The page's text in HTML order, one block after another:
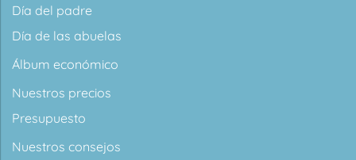
Día del padre
Día de las abuelas
Álbum económico
Nuestros precios
Presupuesto
Nuestros consejos